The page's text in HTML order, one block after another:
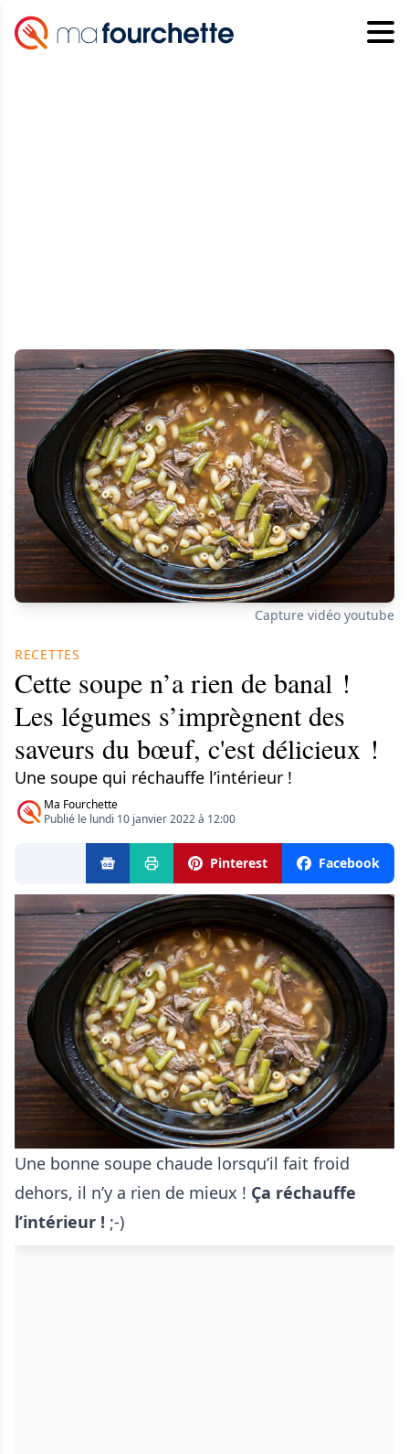
Capture vidéo youtube
RECETTES
Cette soupe n’a rien de banal !
Les légumes s’imprègnent des
saveurs du bœuf, c'est délicieux !
Une soupe qui réchauffe l’intérieur !
Ma Fourchette
Publié le lundi 10 janvier 2022 à 12:00
Pinterest Facebook
Une bonne soupe chaude lorsqu’il fait froid
dehors, il n’y a rien de mieux ! Ça réchauffe
l’intérieur ! ;-)